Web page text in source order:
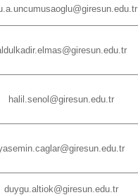
halil.senol@giresun.edu.tr
duygu.altiok@giresun.edu.tr